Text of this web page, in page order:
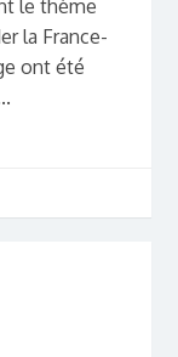
le thème
la France-
ont été